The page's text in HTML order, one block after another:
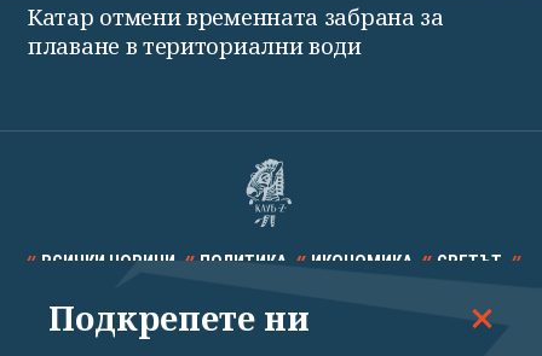
Катар отмени временната забрана за
плаване в териториални води
ВСИЧКИ НОВИНИ ПОЛИТИКА ИКОНОМИКА СВЕТЪТ
СПОРТ КУЛТУРА ТЕХНОЛОГИИ КАЛЕЙДОСКОП
Подкрепете ни